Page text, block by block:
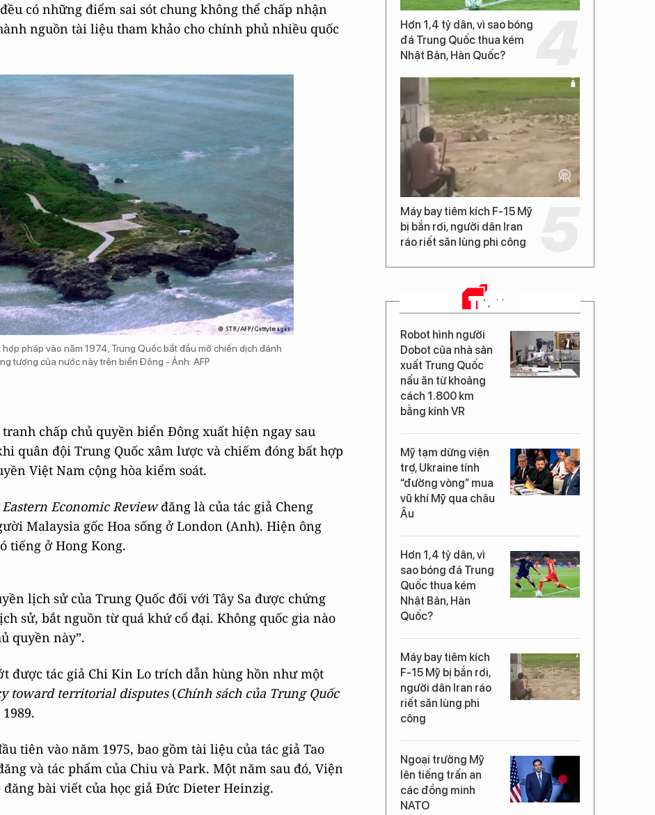
có những điểm sai sót chung không thể chấp nhận
nguồn tài liệu tham khảo cho chính phủ nhiều quốc
pháp vào năm 1974, Trung Quốc bắt đầu mở chiến dịch đánh
tượng của nước này trên biển Đông - Ảnh: AFP
chấp chủ quyền biển Đông xuất hiện ngay sau
quân đội Trung Quốc xâm lược và chiếm đóng bất hợp
Việt Nam cộng hòa kiểm soát.
Economic Reviewđăng là của tác giả Cheng
Malaysia gốc Hoa sống ở London (Anh). Hiện ông
tiếng ở Hong Kong.
lịch sử của Trung Quốc đối với Tây Sa được chứng
sử, bắt nguồn từ quá khứ cổ đại. Không quốc gia nào
quyền này”.
được tác giả Chi Kin Lo trích dẫn hùng hồn như một
toward territorial disputes(Chính sách của Trung Quốc
tiên vào năm 1975, bao gồm tài liệu của tác giả Tao
và tác phẩm của Chiu và Park. Một năm sau đó, Viện
bài viết của học giả Đức Dieter Heinzig.
Hơn 1,4 tỷ dân, vì sao bóng
đá Trung Quốc thua kém
Nhật Bản, Hàn Quốc?
Máy bay tiêm kích F-15 Mỹ
bị bắn rơi, người dân Iran
ráo riết săn lùng phi công
TIN MỚI
Robot hình người
Dobot của nhà sản
xuất Trung Quốc
nấu ăn từ khoảng
cách 1.800 km
bằng kính VR
Mỹ tạm dừng viện
trợ, Ukraine tính
“đường vòng” mua
vũ khí Mỹ qua châu
Âu
Hơn 1,4 tỷ dân, vì
sao bóng đá Trung
Quốc thua kém
Nhật Bản, Hàn
Quốc?
Máy bay tiêm kích
F-15 Mỹ bị bắn rơi,
người dân Iran ráo
riết săn lùng phi
công
Ngoại trưởng Mỹ
lên tiếng trấn an
các đồng minh
NATO